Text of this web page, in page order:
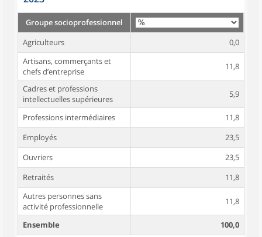
Groupe socioprofessionnel
Agriculteurs
0,0
Artisans, commerçants et
chefs d’entreprise
11,8
Cadres et professions
intellectuelles supérieures
5,9
Professions intermédiaires
11,8
Employés
23,5
Ouvriers
23,5
Retraités
11,8
Autres personnes sans
activité professionnelle
11,8
Ensemble
100,0